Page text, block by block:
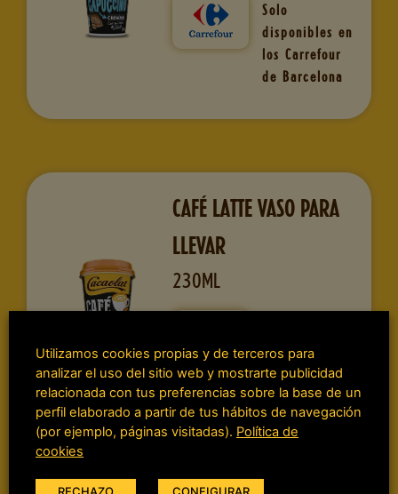
EN PTSolo
disponibles en
los Carrefour
de Barcelona
CAFÉ LATTE VASO PARA
LLEVAR
230ML
disponibles en
los Carrefour
de Barcelona
Utilizamos cookies propias y de terceros para
analizar el uso del sitio web y mostrarte publicidad
relacionada con tus preferencias sobre la base de un
perfil elaborado a partir de tus hábitos de navegación
(por ejemplo, páginas visitadas). Política de
cookies
RECHAZO CONFIGURAR